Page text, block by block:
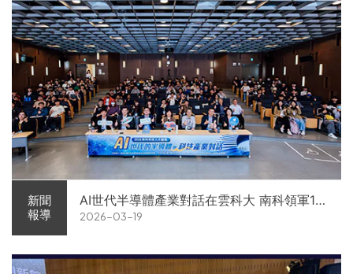
新聞
報導
AI世代半導體產業對話在雲科大 南科領軍11
家企業前進校園徵才
2026-03-19